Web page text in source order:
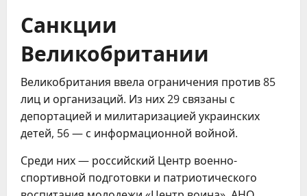
Санкции
Великобритании
Великобритания ввела ограничения против 85
лиц и организаций. Из них 29 связаны с
депортацией и милитаризацией украинских
детей, 56 — с информационной войной.
Среди них — российский Центр военно-
спортивной подготовки и патриотического